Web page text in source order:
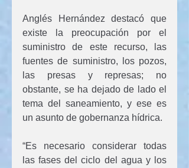
Anglés Hernández destacó que
existe la preocupación por el
suministro de este recurso, las
fuentes de suministro, los pozos,
las presas y represas; no
obstante, se ha dejado de lado el
tema del saneamiento, y ese es
un asunto de gobernanza hídrica.
“Es necesario considerar todas
las fases del ciclo del agua y los